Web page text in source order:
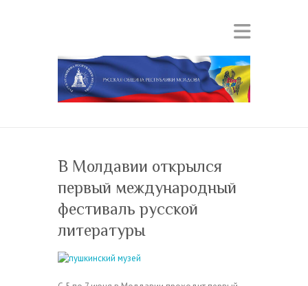
В Молдавии открылся
первый международный
фестиваль русской
литературы